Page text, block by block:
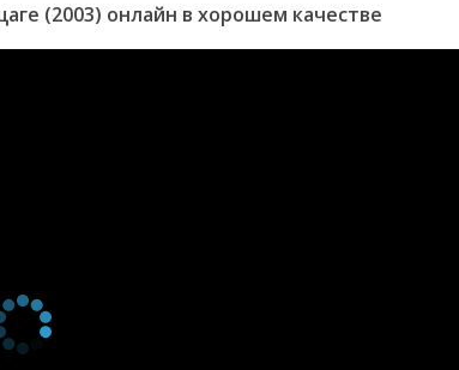
(2003) онлайн в хорошем качестве